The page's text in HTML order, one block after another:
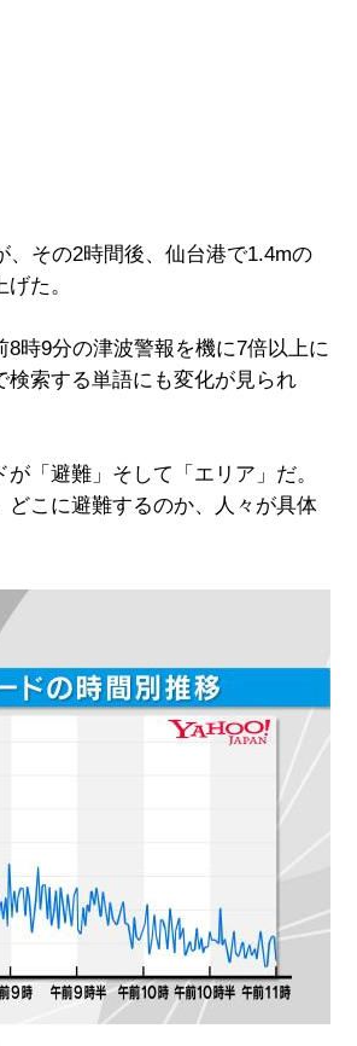
その2時間後、仙台港で1.4mの
た。
時9分の津波警報を機に7倍以上に
索する単語にも変化が見られ
「避難」そして「エリア」だ。
こに避難するのか、人々が具体